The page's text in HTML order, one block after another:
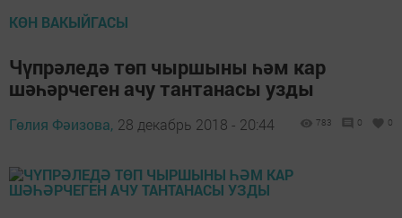
КӨН ВАКЫЙГАСЫ
Чүпрәледә төп чыршыны һәм кар
шәһәрчеген ачу тантанасы узды
Гөлия Фәизова, 28 декабрь 2018 - 20:44 783 0 0